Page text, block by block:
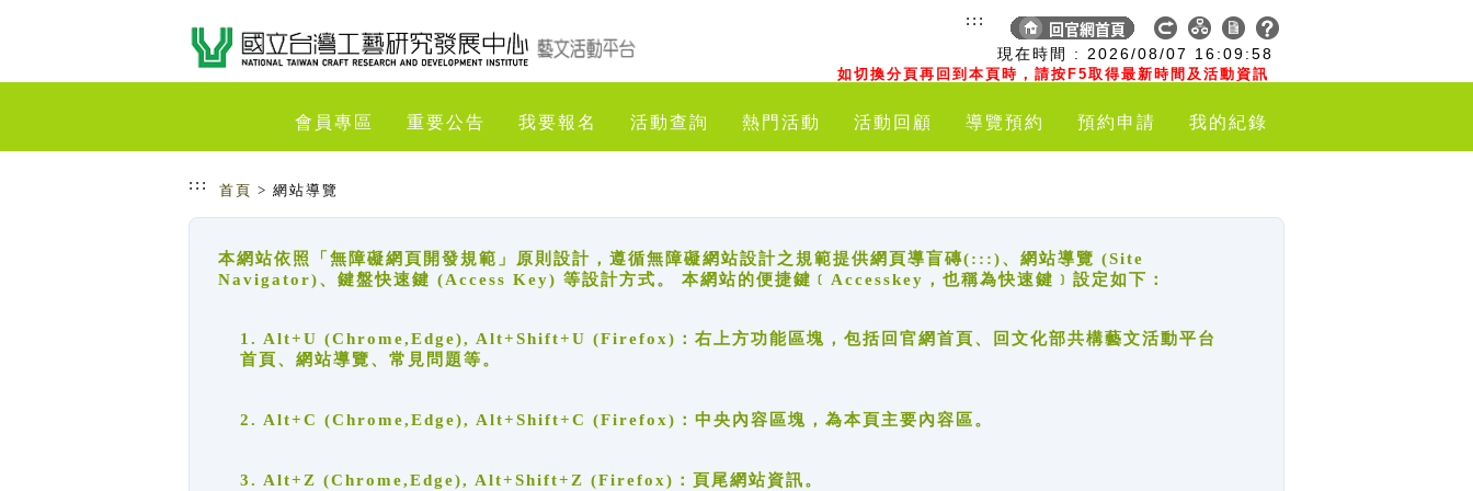
現在時間 : 2026/08/07 16:09:58
如切換分頁再回到本頁時，請按F5取得最新時間及活動資訊
:::
會員專區 重要公告 我要報名 活動查詢 熱門活動 活動回顧 導覽預約 預約申請 我的紀錄
::: 首頁 > 網站導覽
本網站依照「無障礙網頁開發規範」原則設計，遵循無障礙網站設計之規範提供網頁導盲磚(:::)、網站導覽 (Site
Navigator)、鍵盤快速鍵 (Access Key) 等設計方式。 本網站的便捷鍵﹝Accesskey，也稱為快速鍵﹞設定如下：
1. Alt+U (Chrome,Edge), Alt+Shift+U (Firefox)：右上方功能區塊，包括回官網首頁、回文化部共構藝文活動平台
首頁、網站導覽、常見問題等。
2. Alt+C (Chrome,Edge), Alt+Shift+C (Firefox)：中央內容區塊，為本頁主要內容區。
3. Alt+Z (Chrome,Edge), Alt+Shift+Z (Firefox)：頁尾網站資訊。